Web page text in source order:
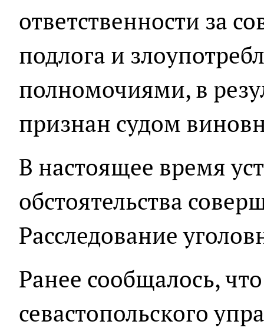
ответственности за
подлога и
полномочиями, в
признан судом
В настоящее время
обстоятельства
Расследование
Ранее сообщалось,
севастопольского